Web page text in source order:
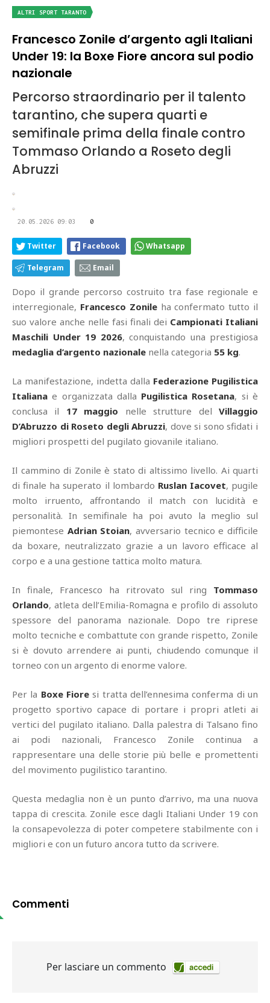
ALTRI SPORT TARANTO
Francesco Zonile d’argento agli Italiani
Under 19: la Boxe Fiore ancora sul podio
nazionale
Percorso straordinario per il talento
tarantino, che supera quarti e
semifinale prima della finale contro
Tommaso Orlando a Roseto degli
Abruzzi
20.05.2026 09:03 0
Twitter Facebook Whatsapp
Telegram Email
Dopo il grande percorso costruito tra fase regionale e
interregionale, Francesco Zonileha confermato tutto il
suo valore anche nelle fasi finali dei Campionati Italiani
Maschili Under 19 2026, conquistando una prestigiosa
medaglia d’argento nazionale nella categoria 55 kg.
La manifestazione, indetta dalla Federazione Pugilistica
Italiana e organizzata dalla Pugilistica Rosetana, si è
conclusa il 17 maggio nelle strutture delVillaggio
D’Abruzzo di Roseto degli Abruzzi, dove si sono sfidati i
migliori prospetti del pugilato giovanile italiano.
Il cammino di Zonile è stato di altissimo livello. Ai quarti
di finale ha superato il lombardo Ruslan Iacovet, pugile
molto irruento, affrontando il match con lucidità e
personalità. In semifinale ha poi avuto la meglio sul
piemontese Adrian Stoian, avversario tecnico e difficile
da boxare, neutralizzato grazie a un lavoro efficace al
corpo e a una gestione tattica molto matura.
In finale, Francesco ha ritrovato sul ring Tommaso
Orlando, atleta dell’Emilia-Romagna e profilo di assoluto
spessore del panorama nazionale. Dopo tre riprese
molto tecniche e combattute con grande rispetto, Zonile
si è dovuto arrendere ai punti, chiudendo comunque il
torneo con un argento di enorme valore.
Per la Boxe Fiore si tratta dell’ennesima conferma di un
progetto sportivo capace di portare i propri atleti ai
vertici del pugilato italiano. Dalla palestra di Talsano fino
ai podi nazionali, Francesco Zonile continua a
rappresentare una delle storie più belle e promettenti
del movimento pugilistico tarantino.
Questa medaglia non è un punto d’arrivo, ma una nuova
tappa di crescita. Zonile esce dagli Italiani Under 19 con
la consapevolezza di poter competere stabilmente con i
migliori e con un futuro ancora tutto da scrivere.
Commenti